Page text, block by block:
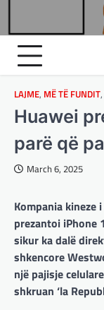
content
LAJME, MË TË FUNDIT,
Huawei
parë që
March 6, 2025
Kompania kineze
prezantoi iPhone
sikur ka dalë
shkencore
një pajisje
shkruan ‘la